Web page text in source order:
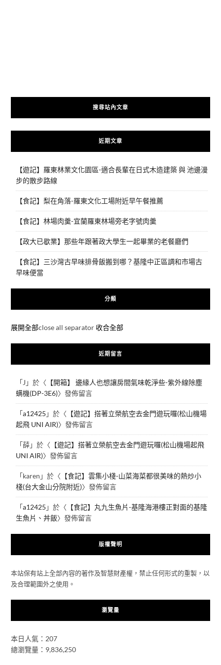
搜尋站內文章
近期文章
【遊記】羅東林業文化園區-適合長輩在日式木造建築 與 池邊漫
步的散步路線
【食記】梨在角落-羅東文化工場附近早午餐推薦
【食記】林場肉羹-宜蘭羅東林場旁老字號肉羹
【政大已歇業】那些年跟著政大學生一起畢業的老餐廳們
【食記】三沙灣古早味排骨飯搬到哪？基隆中正區調和市場古
早味便當
分類
展開全部close all separator 收合全部
近期留言
「J 」於〈 【開箱】 邊緣人也想讓房間氣味乾淨些-紫外線除塵
螨機(DP-3E6)〉發佈留言
「a12425 」於〈 【遊記】搭著立榮航空去金門遊玩囉(松山機場
起飛 UNI AIR)〉發佈留言
「薛」於〈 【遊記】搭著立榮航空去金門遊玩囉(松山機場起飛
UNI AIR)〉發佈留言
「karen 」於〈 【食記】雲集小棧-山菜海菜都很美味的熱炒小
棧(台大金山分院附近)〉發佈留言
「a12425 」於〈 【食記】丸九生魚片-基隆海港樓正對面的基隆
生魚片、丼飯〉發佈留言
版權聲明
本站保有站上全部內容的著作及智慧財產權，禁止任何形式的重製，以
及合理範圍外之使用。
瀏覽量
本日人氣：207
總瀏覽量：9,836,250